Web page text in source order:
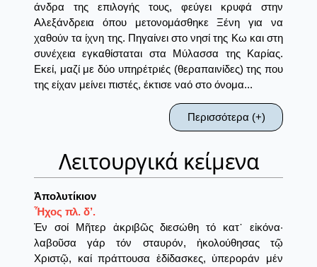
άνδρα της επιλογής τους, φεύγει κρυφά στην
Αλεξάνδρεια όπου μετονομάσθηκε Ξένη για να
χαθούν τα ίχνη της. Πηγαίνει στο νησί της Κω και στη
συνέχεια εγκαθίσταται στα Μύλασσα της Καρίας.
Εκεί, μαζί με δύο υπηρέτριές (θεραπαινίδες) της που
της είχαν μείνει πιστές, έκτισε ναό στο όνομα...
Περισσότερα (+)
Λειτουργικά κείμενα
Ἀπολυτίκιον
Ἦχος πλ. δ’.
Ἐν σοί Μῆτερ ἀκριβῶς διεσώθη τό κατ᾽ εἰκόνα·
λαβοῦσα γάρ τόν σταυρόν, ἠκολούθησας τῷ
Χριστῷ, καί πράττουσα ἐδίδασκες, ὑπεροράν μέν